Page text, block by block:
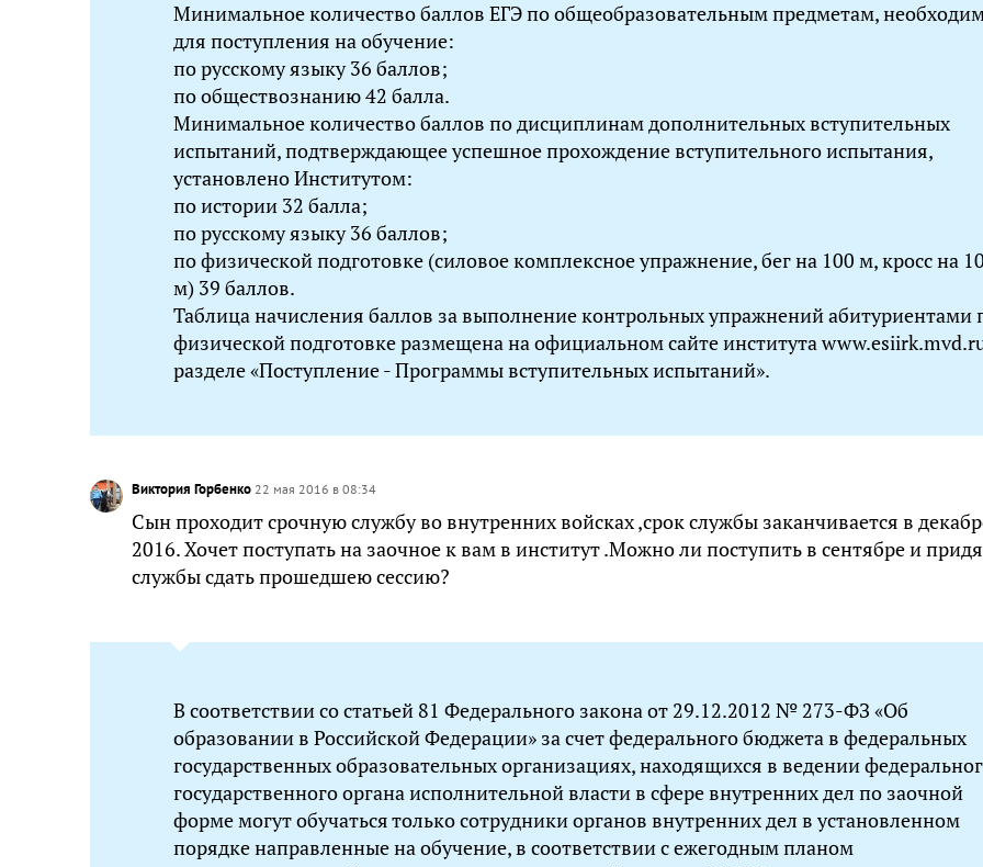
Минимальное количество баллов ЕГЭ по общеобразовательным предметам,
для поступления на обучение:
по русскому языку 36 баллов;
по обществознанию 42 балла.
Минимальное количество баллов по дисциплинам дополнительных вступительных
испытаний, подтверждающее успешное прохождение вступительного испытания,
установлено Институтом:
по истории 32 балла;
по русскому языку 36 баллов;
по физической подготовке (силовое комплексное упражнение, бег на 100 м, кросс на
м) 39 баллов.
Таблица начисления баллов за выполнение контрольных упражнений абитуриентами
физической подготовке размещена на официальном сайте института
разделе «Поступление - Программы вступительных испытаний».
Виктория Горбенко 22 мая 2016 в 08:34
Сын проходит срочную службу во внутренних войсках ,срок службы заканчивается в
2016. Хочет поступать на заочное к вам в институт .Можно ли поступить в сентябре и
службы сдать прошедшею сессию?
В соответствии со статьей 81 Федерального закона от 29.12.2012 № 273-ФЗ «Об
образовании в Российской Федерации» за счет федерального бюджета в федеральных
государственных образовательных организациях, находящихся в ведении
государственного органа исполнительной власти в сфере внутренних дел по заочной
форме могут обучаться только сотрудники органов внутренних дел в установленном
порядке направленные на обучение, в соответствии с ежегодным планом